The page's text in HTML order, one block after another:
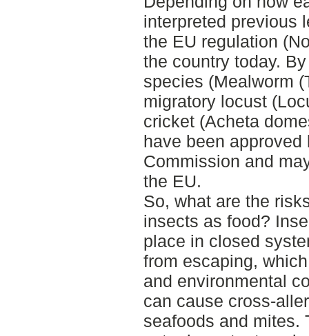
interpreted previous
the EU regulation
the country today.
species (Mealworm
migratory locust
cricket (Acheta
have been approved
Commission and
the EU.
So, what are the
insects as food?
place in closed
from escaping,
and environmental
can cause cross-
seafoods and mites.